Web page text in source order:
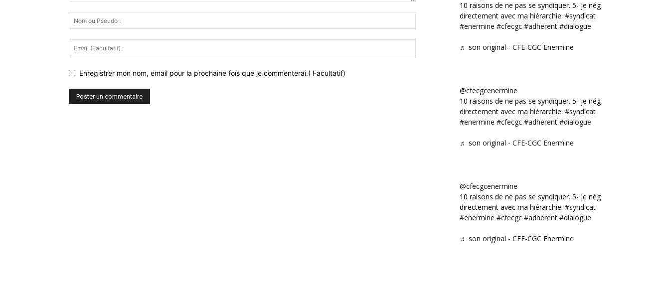
Enregistrer mon nom, email pour la prochaine fois que je commenterai.( Facultatif)
10 raisons de ne pas se syndiquer. 5- je négocie
directement avec ma hiérarchie. #syndicat
#enermine #cfecgc #adherent #dialogue
♬ son original - CFE-CGC Enermine
@cfecgcenermine
10 raisons de ne pas se syndiquer. 5- je négocie
directement avec ma hiérarchie. #syndicat
#enermine #cfecgc #adherent #dialogue
♬ son original - CFE-CGC Enermine
@cfecgcenermine
10 raisons de ne pas se syndiquer. 5- je négocie
directement avec ma hiérarchie. #syndicat
#enermine #cfecgc #adherent #dialogue
♬ son original - CFE-CGC Enermine